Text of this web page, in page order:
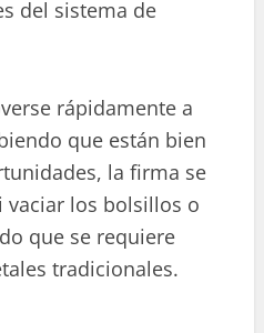
del sistema de
rápidamente a
que están bien
la firma se
vaciar los bolsillos o
que se requiere
tradicionales.